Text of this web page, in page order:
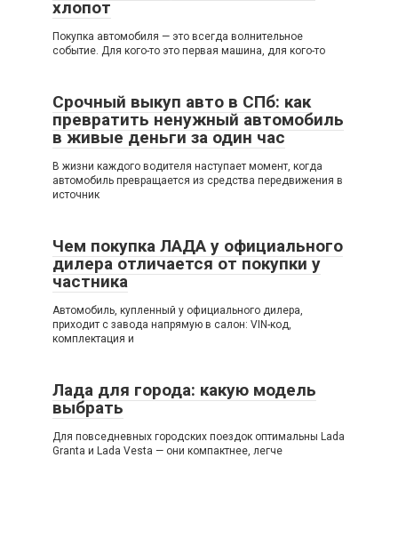
хлопот
Покупка автомобиля — это всегда волнительное
событие. Для кого-то это первая машина, для кого-то
Срочный выкуп авто в СПб: как
превратить ненужный автомобиль
в живые деньги за один час
В жизни каждого водителя наступает момент, когда
автомобиль превращается из средства передвижения в
источник
Чем покупка ЛАДА у официального
дилера отличается от покупки у
частника
Автомобиль, купленный у официального дилера,
приходит с завода напрямую в салон: VIN-код,
комплектация и
Лада для города: какую модель
выбрать
Для повседневных городских поездок оптимальны Lada
Granta и Lada Vesta — они компактнее, легче